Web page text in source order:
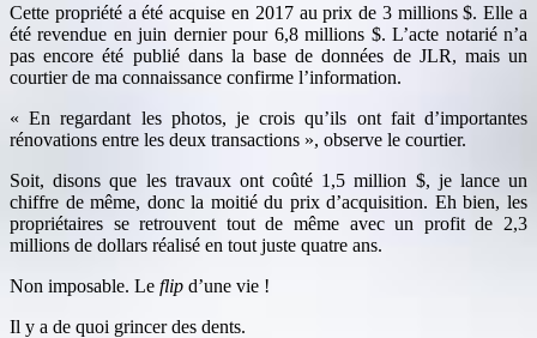
Cette propriété a été acquise en 2017 au prix de 3 millions $. Elle a
été revendue en juin dernier pour 6,8 millions $. L’acte notarié n’a
pas encore été publié dans la base de données de JLR, mais un
courtier de ma connaissance confirme l’information.
« En regardant les photos, je crois qu’ils ont fait d’importantes
rénovations entre les deux transactions », observe le courtier.
Soit, disons que les travaux ont coûté 1,5 million $, je lance un
chiffre de même, donc la moitié du prix d’acquisition. Eh bien, les
propriétaires se retrouvent tout de même avec un profit de 2,3
millions de dollars réalisé en tout juste quatre ans.
Non imposable. Le flip d’une vie !
Il y a de quoi grincer des dents.